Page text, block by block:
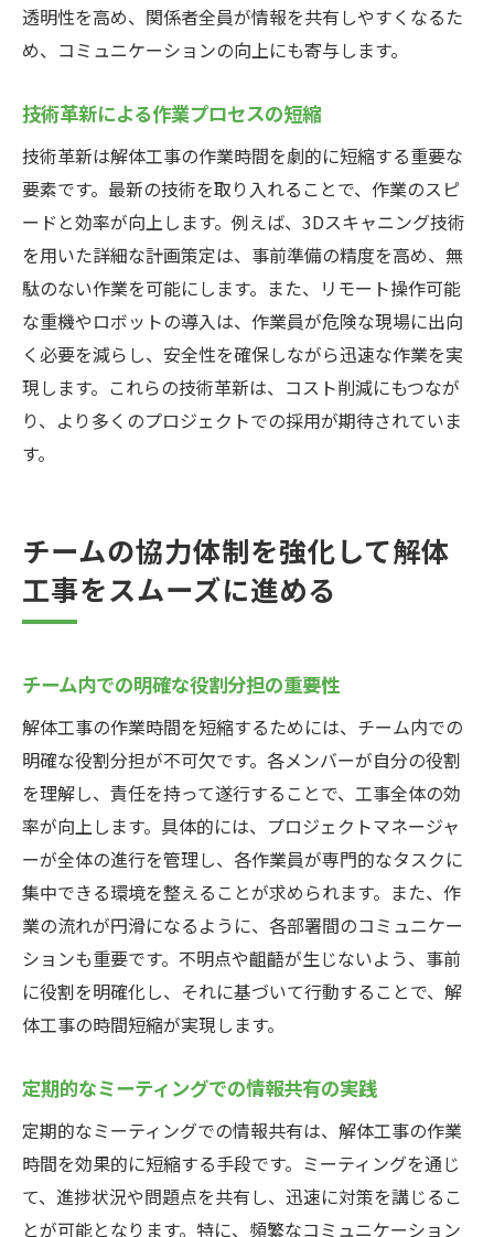
透明性を高め、関係者全員が情報を共有しやすくなるた
め、コミュニケーションの向上にも寄与します。
技術革新による作業プロセスの短縮
技術革新は解体工事の作業時間を劇的に短縮する重要な
要素です。最新の技術を取り入れることで、作業のスピ
ードと効率が向上します。例えば、3Dスキャニング技術
を用いた詳細な計画策定は、事前準備の精度を高め、無
駄のない作業を可能にします。また、リモート操作可能
な重機やロボットの導入は、作業員が危険な現場に出向
く必要を減らし、安全性を確保しながら迅速な作業を実
現します。これらの技術革新は、コスト削減にもつなが
り、より多くのプロジェクトでの採用が期待されていま
す。
チームの協力体制を強化して解体
工事をスムーズに進める
チーム内での明確な役割分担の重要性
解体工事の作業時間を短縮するためには、チーム内での
明確な役割分担が不可欠です。各メンバーが自分の役割
を理解し、責任を持って遂行することで、工事全体の効
率が向上します。具体的には、プロジェクトマネージャ
ーが全体の進行を管理し、各作業員が専門的なタスクに
集中できる環境を整えることが求められます。また、作
業の流れが円滑になるように、各部署間のコミュニケー
ションも重要です。不明点や齟齬が生じないよう、事前
に役割を明確化し、それに基づいて行動することで、解
体工事の時間短縮が実現します。
定期的なミーティングでの情報共有の実践
定期的なミーティングでの情報共有は、解体工事の作業
時間を効果的に短縮する手段です。ミーティングを通じ
て、進捗状況や問題点を共有し、迅速に対策を講じるこ
とが可能となります。特に、頻繁なコミュニケーション